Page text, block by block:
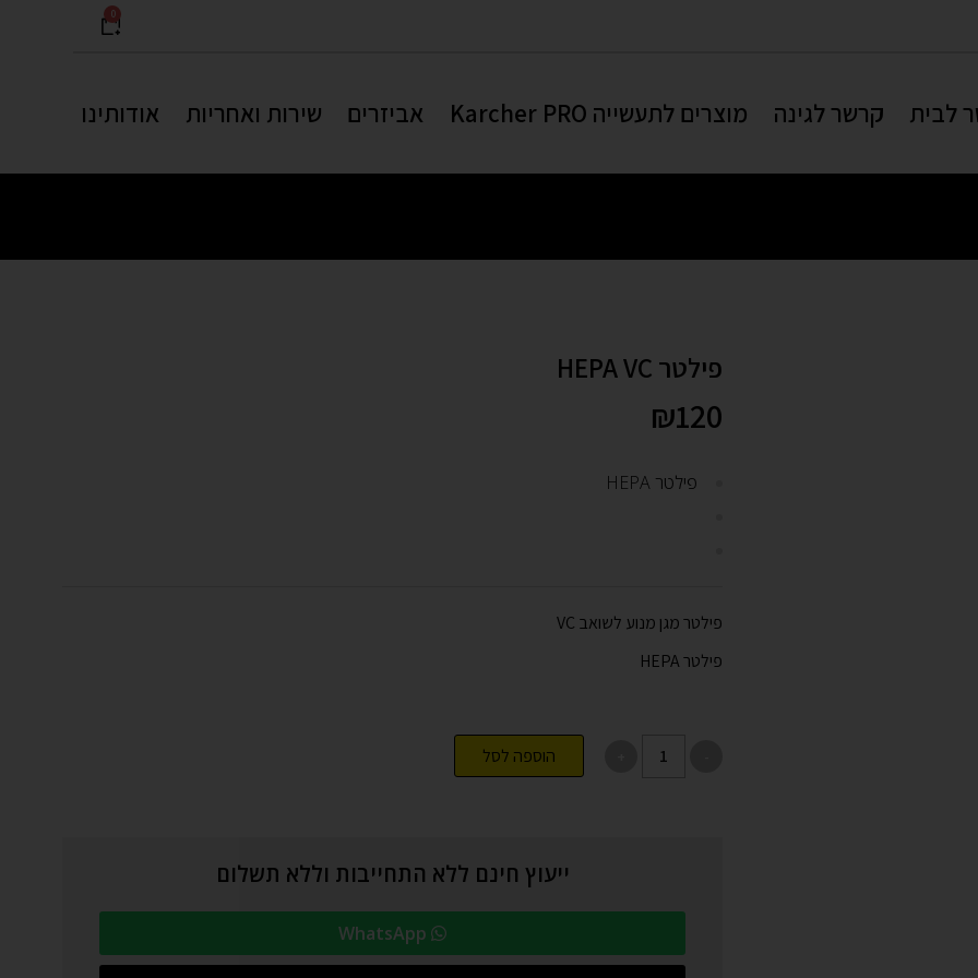
0
לבית קרשר לגינה מוצרים לתעשייה Karcher PRO אביזרים שירות ואחריות אודותינו
פילטר HEPA VC
₪120
פילטר HEPA
פילטר מגן מנוע לשואב VC
פילטר HEPA
הוספה לסל
ייעוץ חינם ללא התחייבות וללא תשלום